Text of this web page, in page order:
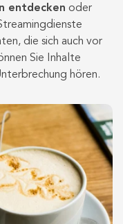
entdecken oder
die sich auch vor
Sie Inhalte
hören.